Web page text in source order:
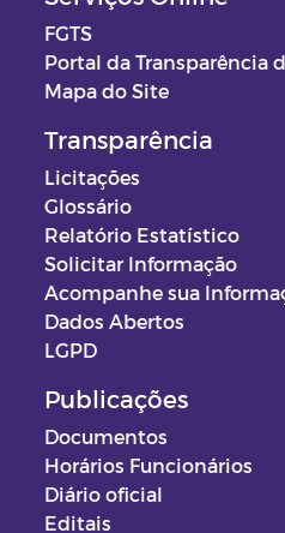
FGTS
Portal da Transparência
Mapa do Site
Transparência
Licitações
Glossário
Relatório Estatístico
Solicitar Informação
Acompanhe sua
Dados Abertos
LGPD
Publicações
Documentos
Horários Funcionários
Diário oficial
Editais